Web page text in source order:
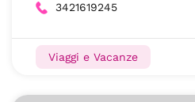
3421619245
Viaggi e Vacanze